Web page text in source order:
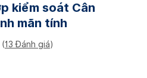
kiểm soát Cân
mãn tính
(13 Đánh giá)